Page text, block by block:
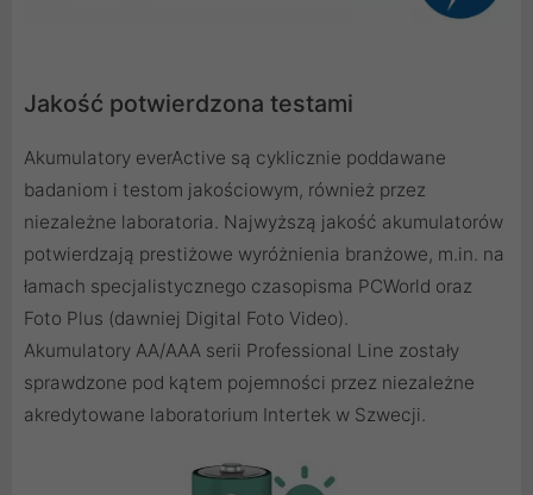
Jakość potwierdzona testami
Akumulatory everActive są cyklicznie poddawane
badaniom i testom jakościowym, również przez
niezależne laboratoria. Najwyższą jakość akumulatorów
potwierdzają prestiżowe wyróżnienia branżowe, m.in. na
łamach specjalistycznego czasopisma PCWorld oraz
Foto Plus (dawniej Digital Foto Video).
Akumulatory AA/AAA serii Professional Line zostały
sprawdzone pod kątem pojemności przez niezależne
akredytowane laboratorium Intertek w Szwecji.